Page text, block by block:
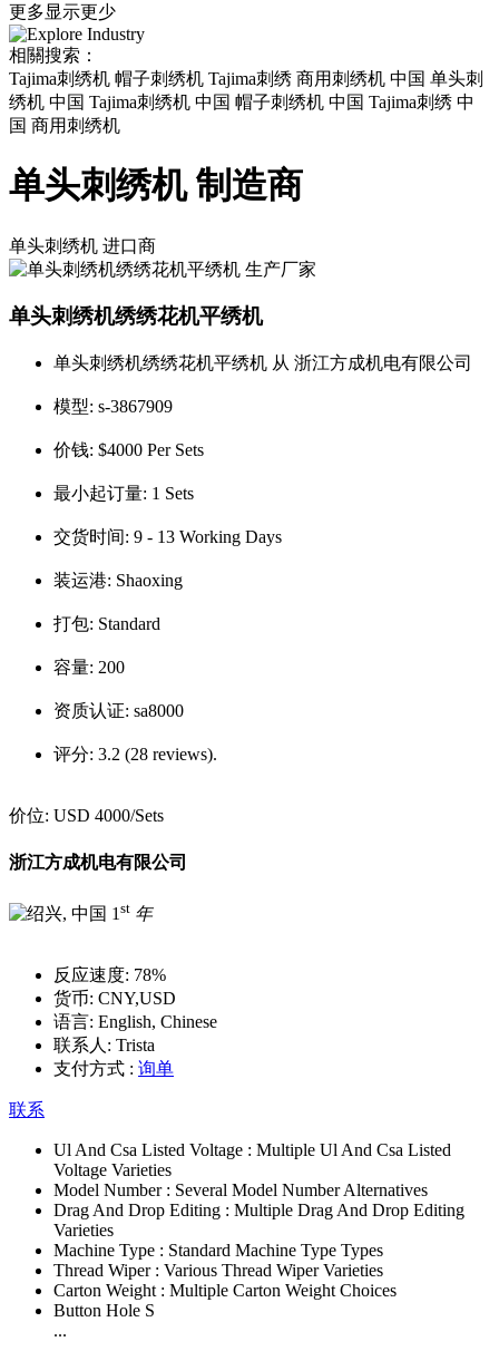
更多显示更少
相關搜索：
Tajima刺绣机 帽子刺绣机 Tajima刺绣 商用刺绣机 中国 单头刺
绣机 中国 Tajima刺绣机 中国 帽子刺绣机 中国 Tajima刺绣 中
国 商用刺绣机
单头刺绣机 制造商
单头刺绣机 进口商
单头刺绣机绣绣花机平绣机
单头刺绣机绣绣花机平绣机 从 浙江方成机电有限公司
模型: s-3867909
价钱: $4000 Per Sets
最小起订量: 1 Sets
交货时间: 9 - 13 Working Days
装运港: Shaoxing
打包: Standard
容量: 200
资质认证: sa8000
评分: 3.2 (28 reviews).
价位: USD 4000/Sets
浙江方成机电有限公司
1 st 年
反应速度: 78%
货币: CNY,USD
语言: English, Chinese
联系人: Trista
支付方式 : 询单
联系
Ul And Csa Listed Voltage : Multiple Ul And Csa Listed
Voltage Varieties
Model Number : Several Model Number Alternatives
Drag And Drop Editing : Multiple Drag And Drop Editing
Varieties
Machine Type : Standard Machine Type Types
Thread Wiper : Various Thread Wiper Varieties
Carton Weight : Multiple Carton Weight Choices
Button Hole S
...